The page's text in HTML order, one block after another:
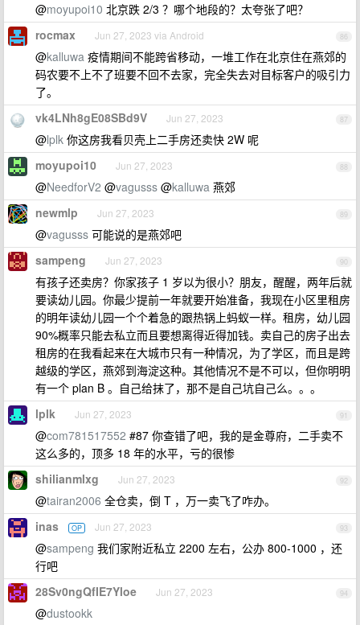
@moyupoi10 北京跌 2/3 ？哪个地段的？太夸张了吧？
86
rocmax Jun 27, 2023 via Android
@kalluwa 疫情期间不能跨省移动，一堆工作在北京住在燕郊的
码农要不上不了班要不回不去家，完全失去对目标客户的吸引力
了。
87
vk4LNh8gE08SBd9V Jun 27, 2023
@lplk 你这房我看贝壳上二手房还卖快 2W 呢
88
moyupoi10 Jun 27, 2023
@NeedforV2 @vagusss @kalluwa 燕郊
89
newmlp Jun 27, 2023
@vagusss 可能说的是燕郊吧
90
sampeng Jun 27, 2023
有孩子还卖房？你家孩子 1 岁以为很小？朋友，醒醒，两年后就
要读幼儿园。你最少提前一年就要开始准备，我现在小区里租房
的明年读幼儿园一个个着急的跟热锅上蚂蚁一样。租房，幼儿园
90%概率只能去私立而且要想离得近得加钱。卖自己的房子出去
租房的在我看起来在大城市只有一种情况，为了学区，而且是跨
越级的学区，燕郊到海淀这种。其他情况不是不可以，但你明明
有一个 plan B 。自己给抹了，那不是自己坑自己么。。。
91
lplk Jun 27, 2023
@com781517552 #87 你查错了吧，我的是金尊府，二手卖不
这么多的，顶多 18 年的水平，亏的很惨
92
shilianmlxg Jun 27, 2023
@tairan2006 全仓卖，倒 T ，万一卖飞了咋办。
93
inas OP Jun 27, 2023
@sampeng 我们家附近私立 2200 左右，公办 800-1000 ，还
行吧
94
28Sv0ngQfIE7Yloe Jun 27, 2023
@dustookk